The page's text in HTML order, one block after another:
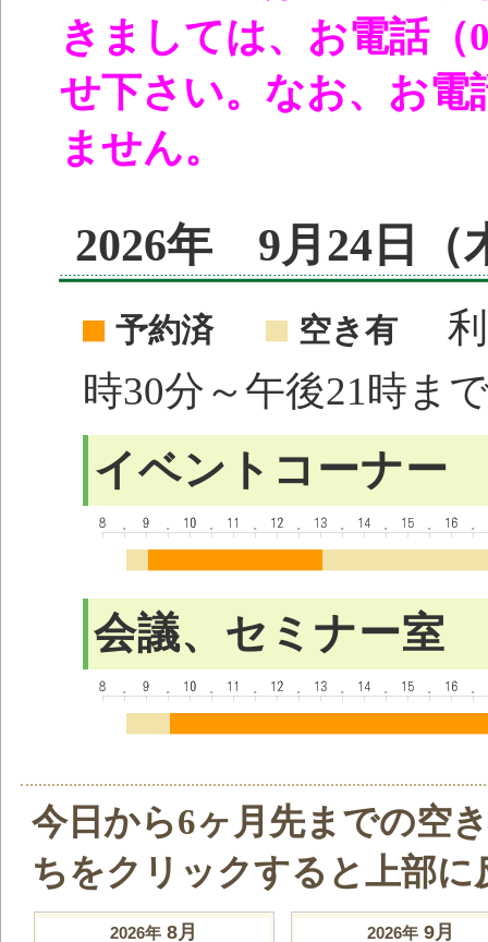
きましては、お電話（
せ下さい。なお、お電
ません。
2026年 9月24日（
予約済 空き有
利
時30分～午後21時ま
イベントコーナー
会議、セミナー室
今日から6ヶ月先までの空
ちをクリックすると上部に
2026年 8月 2026年 9月